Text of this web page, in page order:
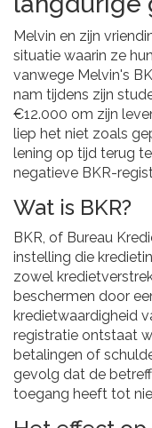
Melvin en zijn
situatie waarin ze
vanwege Melvin's
nam tijdens zijn
€12.000 om zijn
liep het niet zoals
lening op tijd terug
negatieve BKR-
Wat is BKR?
BKR, of Bureau
instelling die
zowel
beschermen door
kredietwaardigheid
registratie ontstaat
betalingen of
gevolg dat de
toegang heeft tot